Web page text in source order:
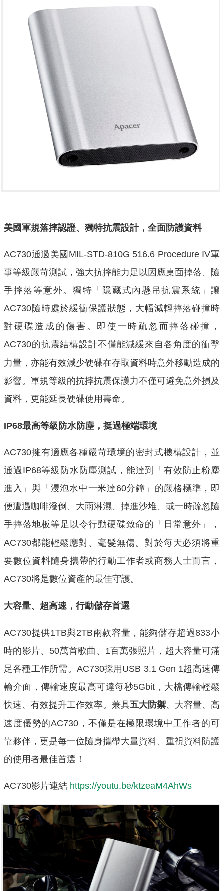
美國軍規落摔認證、獨特抗震設計，全面防護資料
AC730通過美國MIL-STD-810G 516.6 Procedure IV軍
事等級嚴苛測試，強大抗摔能力足以因應桌面掉落、隨
手摔落等意外。獨特「隱藏式內懸吊抗震系統」讓
AC730隨時處於緩衝保護狀態，大幅減輕摔落碰撞時
對硬碟造成的傷害。即使一時疏忽而摔落碰撞，
AC730的抗震結構設計不僅能減緩來自各角度的衝擊
力量，亦能有效減少硬碟在存取資料時意外移動造成的
影響。軍規等級的抗摔抗震保護力不僅可避免意外損及
資料，更能延長硬碟使用壽命。
IP68最高等級防水防塵，挺過極端環境
AC730擁有適應各種嚴苛環境的密封式機構設計，並
通過IP68等級防水防塵測試，能達到「有效防止粉塵
進入」與「浸泡水中一米達60分鐘」的嚴格標準，即
便遭遇咖啡潑倒、大雨淋濕、掉進沙堆、或一時疏忽隨
手摔落地板等足以令行動硬碟致命的「日常意外」，
AC730都能輕鬆應對、毫髮無傷。對於每天必須將重
要數位資料隨身攜帶的行動工作者或商務人士而言，
AC730將是數位資產的最佳守護。
大容量、超高速，行動儲存首選
AC730提供1TB與2TB兩款容量，能夠儲存超過833小
時的影片、50萬首歌曲、1百萬張照片，超大容量可滿
足各種工作所需。AC730採用USB 3.1 Gen 1超高速傳
輸介面，傳輸速度最高可達每秒5Gbit，大檔傳輸輕鬆
快速、有效提升工作效率。兼具五大防禦、大容量、高
速度優勢的AC730，不僅是在極限環境中工作者的可
靠夥伴，更是每一位隨身攜帶大量資料、重視資料防護
的使用者最佳首選！
AC730影片連結 https://youtu.be/ktzeaM4AhWs